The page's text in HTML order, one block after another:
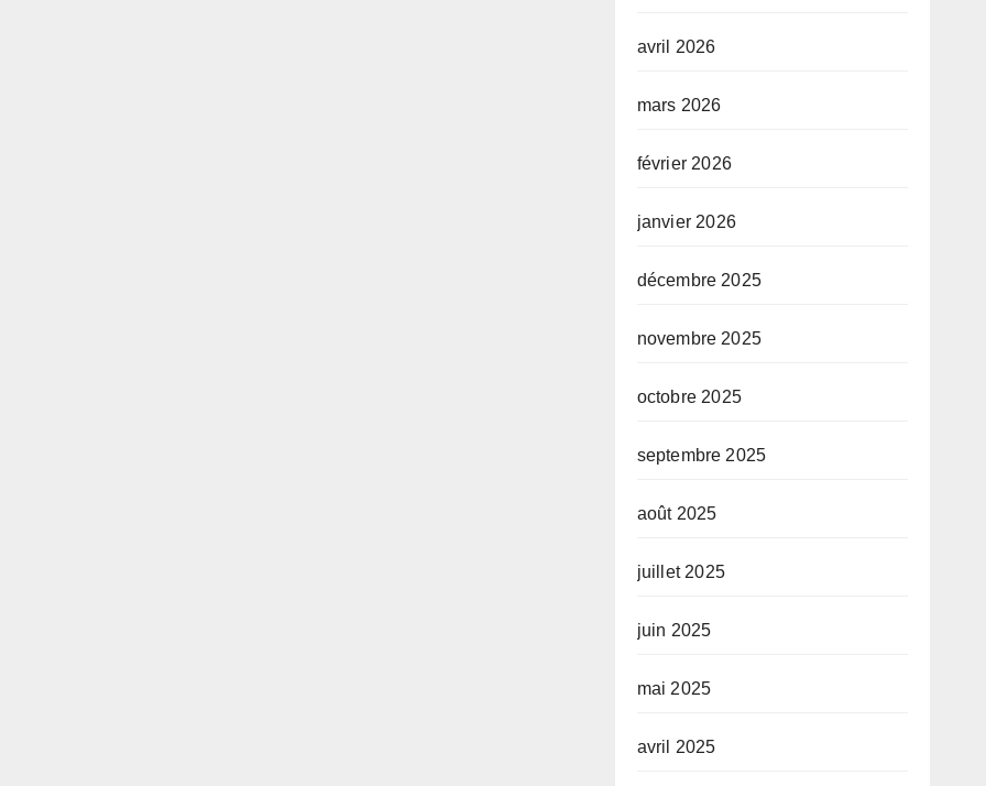
avril 2026
mars 2026
février 2026
janvier 2026
décembre 2025
novembre 2025
octobre 2025
septembre 2025
août 2025
juillet 2025
juin 2025
mai 2025
avril 2025